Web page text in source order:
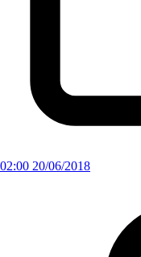
02:00 20/06/2018